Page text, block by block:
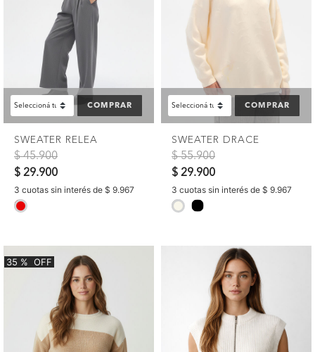
COMPRAR
SWEATER RELEA
Precio reducido de
$ 45.900a
$ 29.900
3 cuotas sin interés de $ 9.967
COMPRAR
SWEATER DRACE
Precio reducido de
$ 55.900a
$ 29.900
3 cuotas sin interés de $ 9.967
selected
35 % OFF